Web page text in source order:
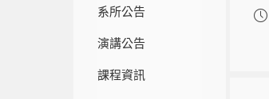
系所公告
演講公告
課程資訊